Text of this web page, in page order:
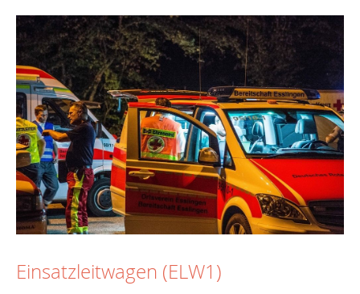
Einsatzleitwagen (ELW1)